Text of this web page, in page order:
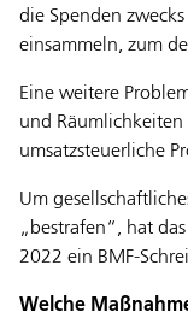
die Spenden
einsammeln, zum
Eine weitere
und Räumlichkeiten
umsatzsteuerliche
Um
„bestrafen“, hat
2022 ein BMF-
Welche